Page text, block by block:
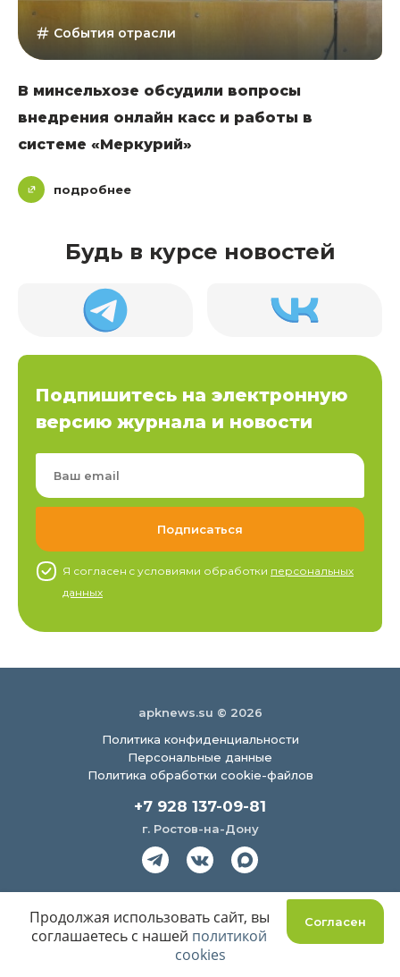
События отрасли
В минсельхозе обсудили вопросы
внедрения онлайн касс и работы в
системе «Меркурий»
подробнее
Будь в курсе новостей
Подпишитесь на электронную
версию журнала и новости
Я согласен c условиями обработки персональных
данных
apknews.su © 2026
Политика конфиденциальности
Персональные данные
Политика обработки cookie-файлов
+7 928 137-09-81
г. Ростов-на-Дону
Согласен
Продолжая использовать сайт, вы
соглашаетесь с нашей политикой
cookies